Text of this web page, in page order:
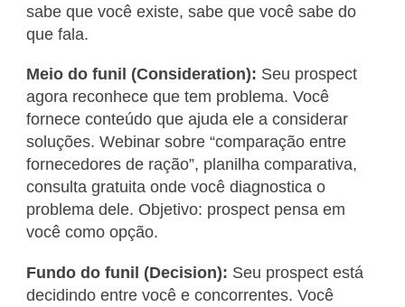
sabe que você existe, sabe que você sabe do
que fala.
Meio do funil (Consideration): Seu prospect
agora reconhece que tem problema. Você
fornece conteúdo que ajuda ele a considerar
soluções. Webinar sobre “comparação entre
fornecedores de ração”, planilha comparativa,
consulta gratuita onde você diagnostica o
problema dele. Objetivo: prospect pensa em
você como opção.
Fundo do funil (Decision): Seu prospect está
decidindo entre você e concorrentes. Você